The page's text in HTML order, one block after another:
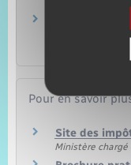
Impôt sur le
contrat,
Argent –
Pour en savoir
Site des
Ministère